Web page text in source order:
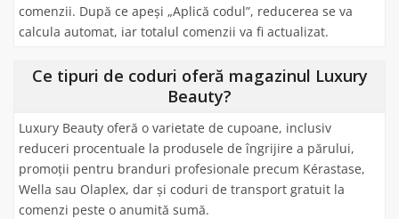
comenzii. După ce apeși „Aplică codul”, reducerea se va
calcula automat, iar totalul comenzii va fi actualizat.
Ce tipuri de coduri oferă magazinul Luxury
Beauty?
Luxury Beauty oferă o varietate de cupoane, inclusiv
reduceri procentuale la produsele de îngrijire a părului,
promoții pentru branduri profesionale precum Kérastase,
Wella sau Olaplex, dar și coduri de transport gratuit la
comenzi peste o anumită sumă.